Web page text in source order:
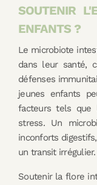
SOUTENIR
ENFANTS ?
Le microbiote
dans leur santé,
défenses
jeunes enfants
facteurs tels que
stress. Un
inconforts
un transit irrégulier.
Soutenir la flore